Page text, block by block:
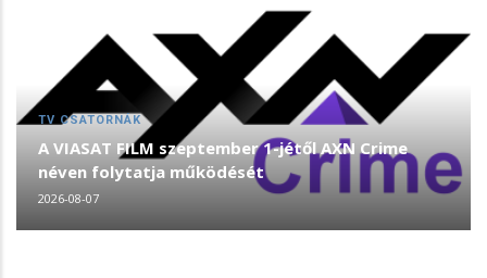
TV CSATORNÁK
A VIASAT FILM szeptember 1-jétől AXN Crime
néven folytatja működését
2026-08-07